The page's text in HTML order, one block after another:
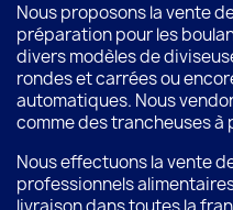
Nous proposons la vente
préparation pour les
divers modèles de
rondes et carrées ou
automatiques. Nous
comme des trancheuses
Nous effectuons la vente
professionnels